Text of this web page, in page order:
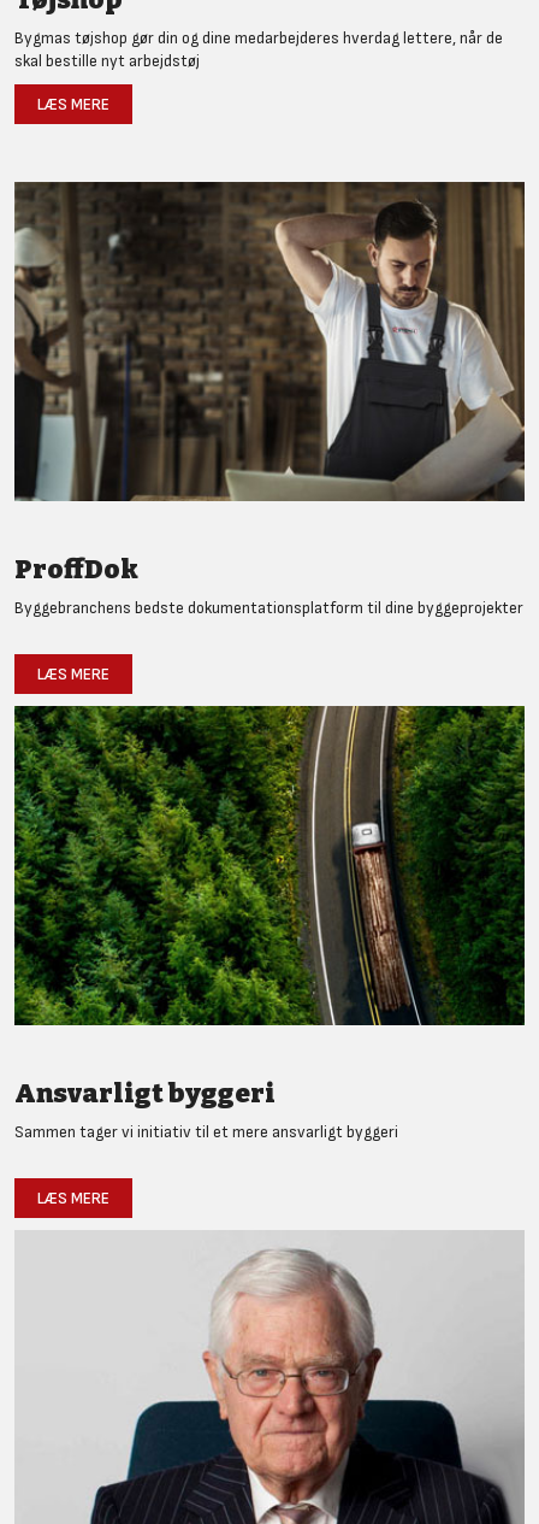
Bygmas tøjshop gør din og dine medarbejderes hverdag lettere, når de
skal bestille nyt arbejdstøj
LÆS MERE
ProffDok
Byggebranchens bedste dokumentationsplatform til dine byggeprojekter
LÆS MERE
Ansvarligt byggeri
Sammen tager vi initiativ til et mere ansvarligt byggeri
LÆS MERE